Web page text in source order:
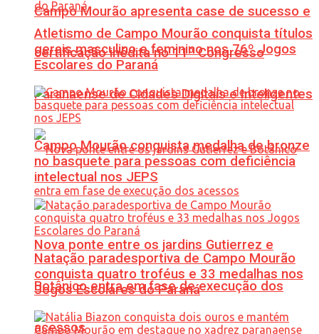
Campo Mourão apresenta case de sucesso e
certificação inédita no 11º Congresso
Paranaense de Cidades Digitais e Inteligentes
Nova ponte entre os jardins Gutierrez e
Botânico entra em fase de execução dos
acessos
Atletismo de Campo Mourão conquista títulos
gerais masculino e feminino nos 76º Jogos
Escolares do Paraná
Campo Mourão conquista medalha de bronze
no basquete para pessoas com deficiência
intelectual nos JEPS
Natação paradesportiva de Campo Mourão
conquista quatro troféus e 33 medalhas nos
Jogos Escolares do Paraná